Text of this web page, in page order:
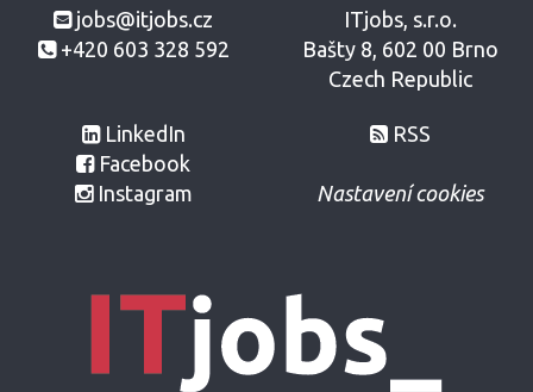
jobs@itjobs.cz
+420 603 328 592
LinkedIn
Facebook
Instagram
ITjobs, s.r.o.
Bašty 8, 602 00 Brno
Czech Republic
RSS
Nastavení cookies